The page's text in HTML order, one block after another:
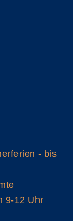
- bis
9-12 Uhr